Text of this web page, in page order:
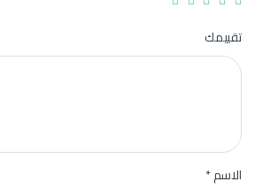
تقييمك
الاسم*